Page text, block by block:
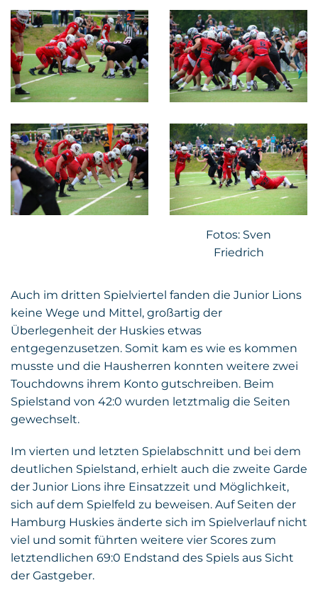
Fotos: Sven
Friedrich
Auch im dritten Spielviertel fanden die Junior Lions
keine Wege und Mittel, großartig der
Überlegenheit der Huskies etwas
entgegenzusetzen. Somit kam es wie es kommen
musste und die Hausherren konnten weitere zwei
Touchdowns ihrem Konto gutschreiben. Beim
Spielstand von 42:0 wurden letztmalig die Seiten
gewechselt.
Im vierten und letzten Spielabschnitt und bei dem
deutlichen Spielstand, erhielt auch die zweite Garde
der Junior Lions ihre Einsatzzeit und Möglichkeit,
sich auf dem Spielfeld zu beweisen. Auf Seiten der
Hamburg Huskies änderte sich im Spielverlauf nicht
viel und somit führten weitere vier Scores zum
letztendlichen 69:0 Endstand des Spiels aus Sicht
der Gastgeber.